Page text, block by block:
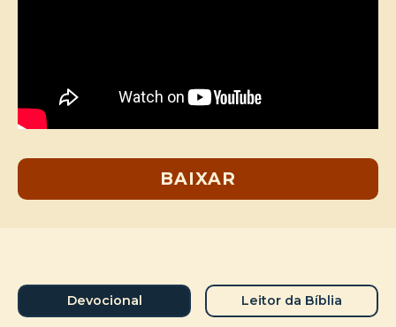
BAIXAR
Devocional Leitor da Bíblia